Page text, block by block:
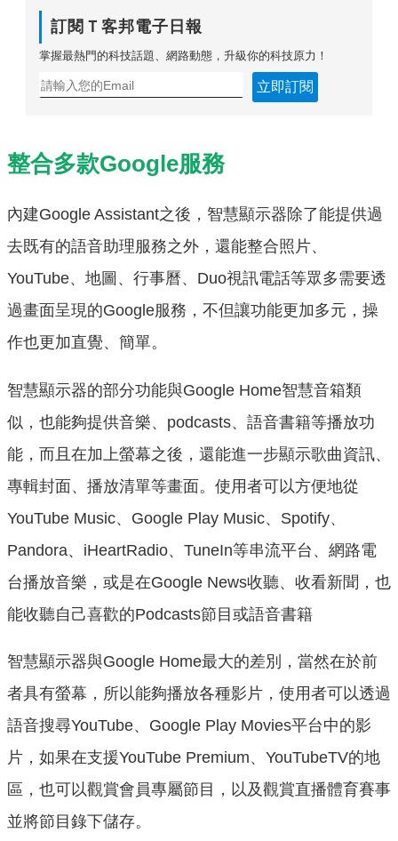
訂閱Ｔ客邦電子日報
掌握最熱門的科技話題、網路動態，升級你的科技原力！
立即訂閱
整合多款Google服務
內建Google Assistant之後，智慧顯示器除了能提供過
去既有的語音助理服務之外，還能整合照片、
YouTube、地圖、行事曆、Duo視訊電話等眾多需要透
過畫面呈現的Google服務，不但讓功能更加多元，操
作也更加直覺、簡單。
智慧顯示器的部分功能與Google Home智慧音箱類
似，也能夠提供音樂、podcasts、語音書籍等播放功
能，而且在加上螢幕之後，還能進一步顯示歌曲資訊、
專輯封面、播放清單等畫面。使用者可以方便地從
YouTube Music、Google Play Music、Spotify、
Pandora、iHeartRadio、TuneIn等串流平台、網路電
台播放音樂，或是在Google News收聽、收看新聞，也
能收聽自己喜歡的Podcasts節目或語音書籍
智慧顯示器與Google Home最大的差別，當然在於前
者具有螢幕，所以能夠播放各種影片，使用者可以透過
語音搜尋YouTube、Google Play Movies平台中的影
片，如果在支援YouTube Premium、YouTubeTV的地
區，也可以觀賞會員專屬節目，以及觀賞直播體育賽事
並將節目錄下儲存。